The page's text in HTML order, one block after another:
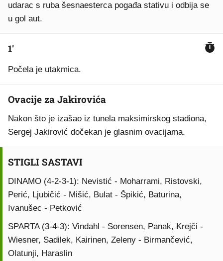
udarac s ruba šesnaesterca pogađa stativu i odbija se
u gol aut.
1'
Počela je utakmica.
Ovacije za Jakirovića
Nakon što je izašao iz tunela maksimirskog stadiona,
Sergej Jakirović dočekan je glasnim ovacijama.
STIGLI SASTAVI
DINAMO (4-2-3-1): Nevistić - Moharrami, Ristovski,
Perić, Ljubičić - Mišić, Bulat - Špikić, Baturina,
Ivanušec - Petković
SPARTA (3-4-3): Vindahl - Sorensen, Panak, Krejči -
Wiesner, Sadilek, Kairinen, Zeleny - Birmančević,
Olatunji, Haraslin